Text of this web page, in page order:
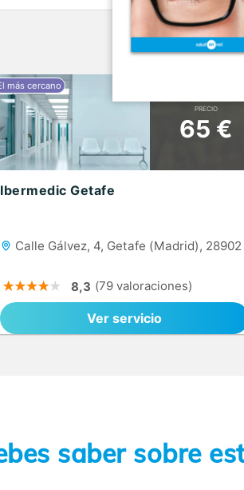
PRECIO
65 €
Ibermedic Getafe
Calle Gálvez, 4, Getafe (Madrid), 28902
8,3 (79 valoraciones)
Ver servicio
saber sobre